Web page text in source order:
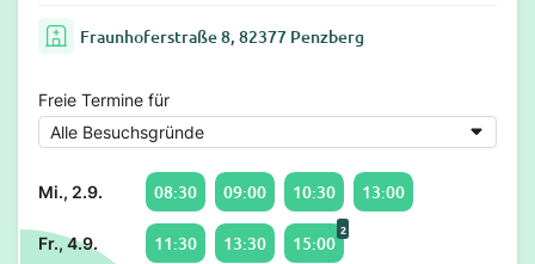
Fraunhoferstraße 8, 82377 Penzberg
Freie Termine für
Mi., 2.9. 08:30 09:00 10:30 13:00
Fr., 4.9. 11:30 13:30 15:00
2